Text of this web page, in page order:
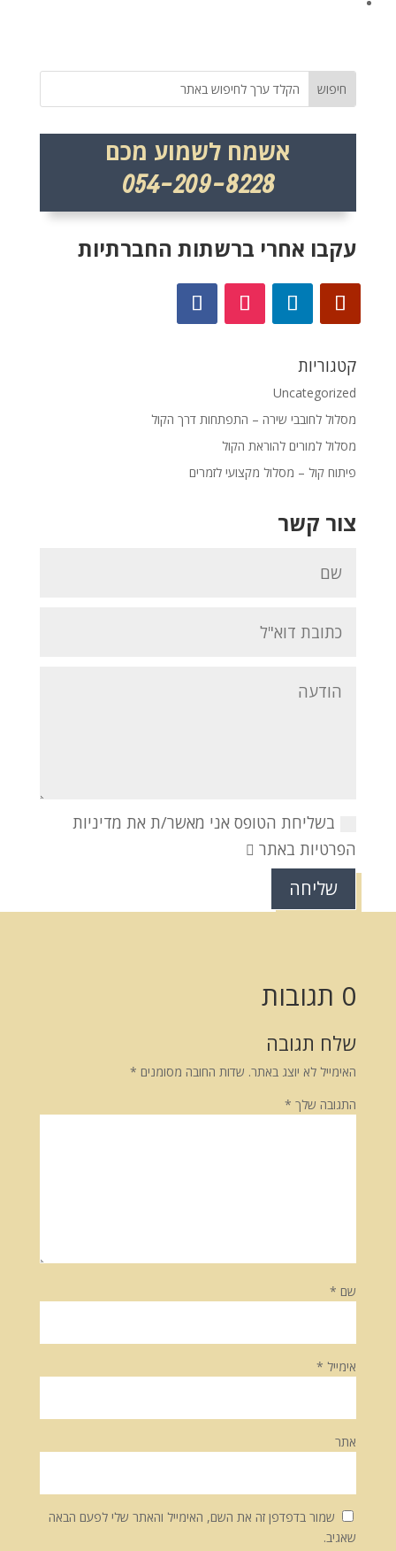
אשמח לשמוע מכם
054-209-8228
עקבו אחרי ברשתות החברתיות
קטגוריות
Uncategorized
מסלול לחובבי שירה – התפתחות דרך הקול
מסלול למורים להוראת הקול
פיתוח קול – מסלול מקצועי לזמרים
צור קשר
בשליחת הטופס אני מאשר/ת את מדיניות
הפרטיות באתר
שליחה
0 תגובות
שלח תגובה
האימייל לא יוצג באתר. שדות החובה מסומנים *
התגובה שלך *
שם *
אימייל *
אתר
שמור בדפדפן זה את השם, האימייל והאתר שלי לפעם הבאה
שאגיב.